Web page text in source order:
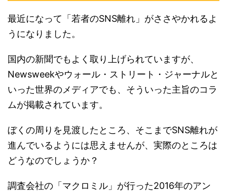
最近になって「若者のSNS離れ」がささやかれるよ
うになりました。
国内の新聞でもよく取り上げられていますが、
Newsweekやウォール・ストリート・ジャーナルと
いった世界のメディアでも、そういった主旨のコラ
ムが掲載されています。
ぼくの周りを見渡したところ、そこまでSNS離れが
進んでいるようには思えませんが、実際のところは
どうなのでしょうか？
調査会社の「マクロミル」が行った2016年のアン